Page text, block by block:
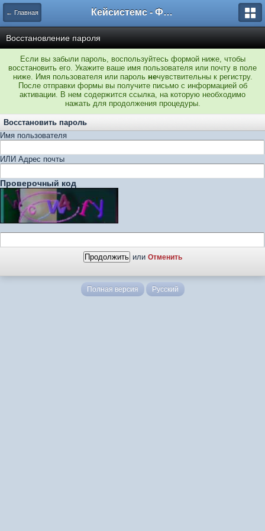
← Главная Кейсистемс - Форумы
Восстановление пароля
Если вы забыли пароль, воспользуйтесь формой ниже, чтобы
восстановить его. Укажите ваше имя пользователя или почту в поле
ниже. Имя пользователя или пароль нечувствительны к регистру.
После отправки формы вы получите письмо с информацией об
активации. В нем содержится ссылка, на которую необходимо
нажать для продолжения процедуры.
Восстановить пароль
Имя пользователя
ИЛИ Адрес почты
Проверочный код
или Отменить
Полная версия Русский